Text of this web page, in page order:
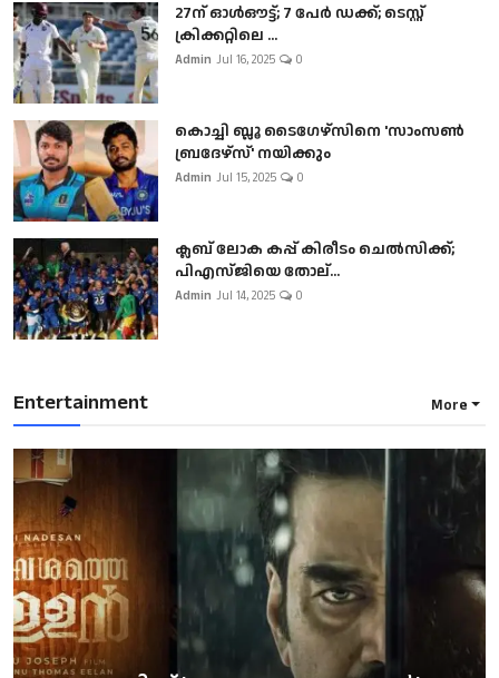
27ന് ഓൾഔട്ട്; 7 പേർ ഡക്ക്; ടെസ്റ്റ്
ക്രിക്കറ്റിലെ ...
Admin Jul 16, 2025 0
കൊച്ചി ബ്ലൂ ടൈഗേഴ്സിനെ 'സാംസൺ
ബ്രദേഴ്സ്' നയിക്കും
Admin Jul 15, 2025 0
ക്ലബ് ലോക കപ്പ് കിരീടം ചെല്‍സിക്ക്;
പിഎസ്ജിയെ തോല്...
Admin Jul 14, 2025 0
Entertainment More